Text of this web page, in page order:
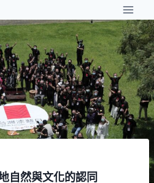
自然與文化的認同